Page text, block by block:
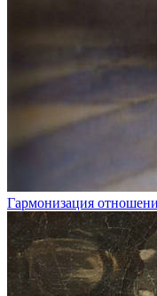
Гармонизация